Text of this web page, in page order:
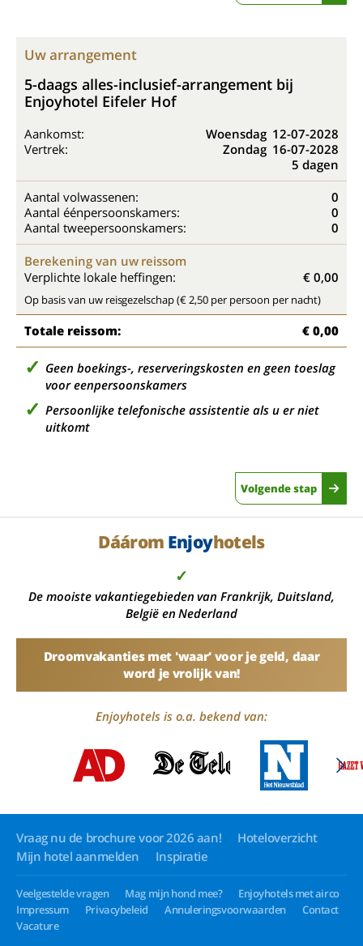
Uw arrangement
5-daags alles-inclusief-arrangement bij
Enjoyhotel Eifeler Hof
Aankomst: Woensdag 12-07-2028
Vertrek:
Zondag 16-07-2028
5 dagen
Aantal volwassenen:
0
Aantal éénpersoonskamers:
0
Aantal tweepersoonskamers:
0
Berekening van uw reissom
Verplichte lokale heffingen:
€ 0,00
Op basis van uw reisgezelschap (€ 2,50 per persoon per nacht)
Totale reissom: € 0,00
Geen boekings-, reserveringskosten en geen toeslag
voor eenpersoonskamers
Persoonlijke telefonische assistentie als u er niet
uitkomt
Volgende stap
Dáárom Enjoyhotels
✓
De mooiste vakantiegebieden van Frankrijk, Duitsland,
België en Nederland
Droomvakanties met 'waar' voor je geld, daar
word je vrolijk van!
Enjoyhotels is o.a. bekend van:
Vraag nu de brochure voor 2026 aan!
Hoteloverzicht
Mijn hotel aanmelden
Inspiratie
Veelgestelde vragen Mag mijn hond mee?
Enjoyhotels met airco
Impressum
Privacybeleid Annuleringsvoorwaarden
Contact
Vacature